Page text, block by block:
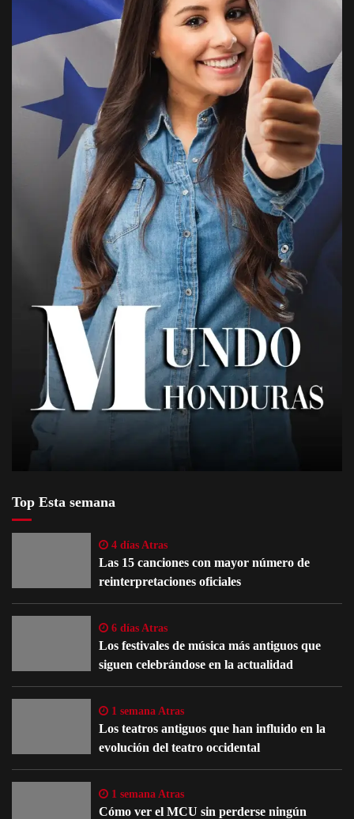
Top Esta semana
4 días Atras
Las 15 canciones con mayor número de
reinterpretaciones oficiales
6 días Atras
Los festivales de música más antiguos que
siguen celebrándose en la actualidad
1 semana Atras
Los teatros antiguos que han influido en la
evolución del teatro occidental
1 semana Atras
Cómo ver el MCU sin perderse ningún